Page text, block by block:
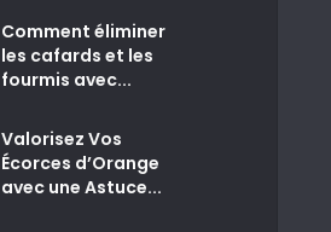
Comment éliminer
les cafards et les
fourmis avec...
Valorisez Vos
Écorces d’Orange
avec une Astuce...